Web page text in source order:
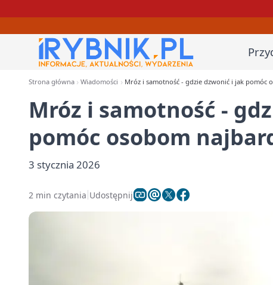
Strona główna Wiadomości Mróz i samotność - gdzie dzwonić i jak pomóc
Mróz i samotność -
pomóc osobom
3 stycznia 2026
2 min czytania Udostępnij